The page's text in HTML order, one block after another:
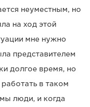
неуместным, но
на ход этой
мне нужно
представителем
долгое время, но
в таком
люди, и когда